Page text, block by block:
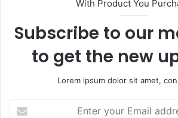
e
With Product You
Subscribe to our
to get the new
Lorem ipsum dolor sit amet,